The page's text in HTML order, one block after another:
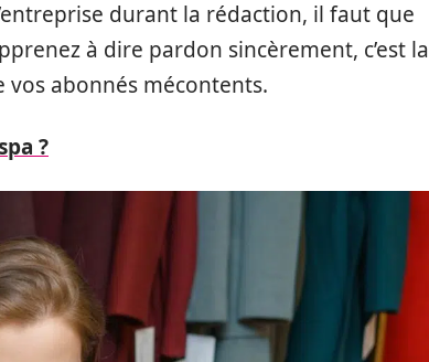
durant la rédaction, il faut que
à dire pardon sincèrement, c’est la
abonnés mécontents.
?